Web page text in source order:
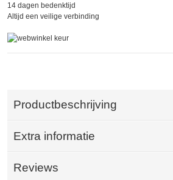
14 dagen bedenktijd
Altijd een veilige verbinding
Productbeschrijving
Extra informatie
Reviews